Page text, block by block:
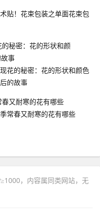
贴！花束包装之单面花束包
花的秘密：花的形状和颜色
的故事
常春又耐寒的花有哪些
，内容属同类网站，无